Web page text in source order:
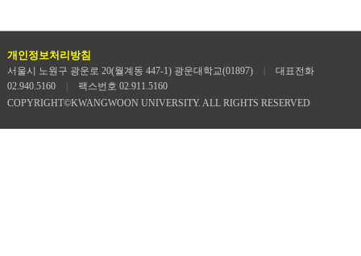
개인정보처리방침
서울시 노원구 광운로 20(월계동 447-1) 광운대학교(01897)
대표전화
02.940.5160
팩스번호 02.911.5160
COPYRIGHT©KWANGWOON UNIVERSITY. ALL RIGHTS RESERVED